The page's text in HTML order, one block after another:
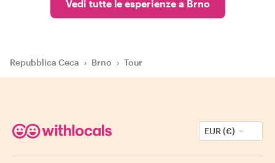
Vedi tutte le esperienze a Brno
Repubblica Ceca › Brno › Tour
EUR (€)